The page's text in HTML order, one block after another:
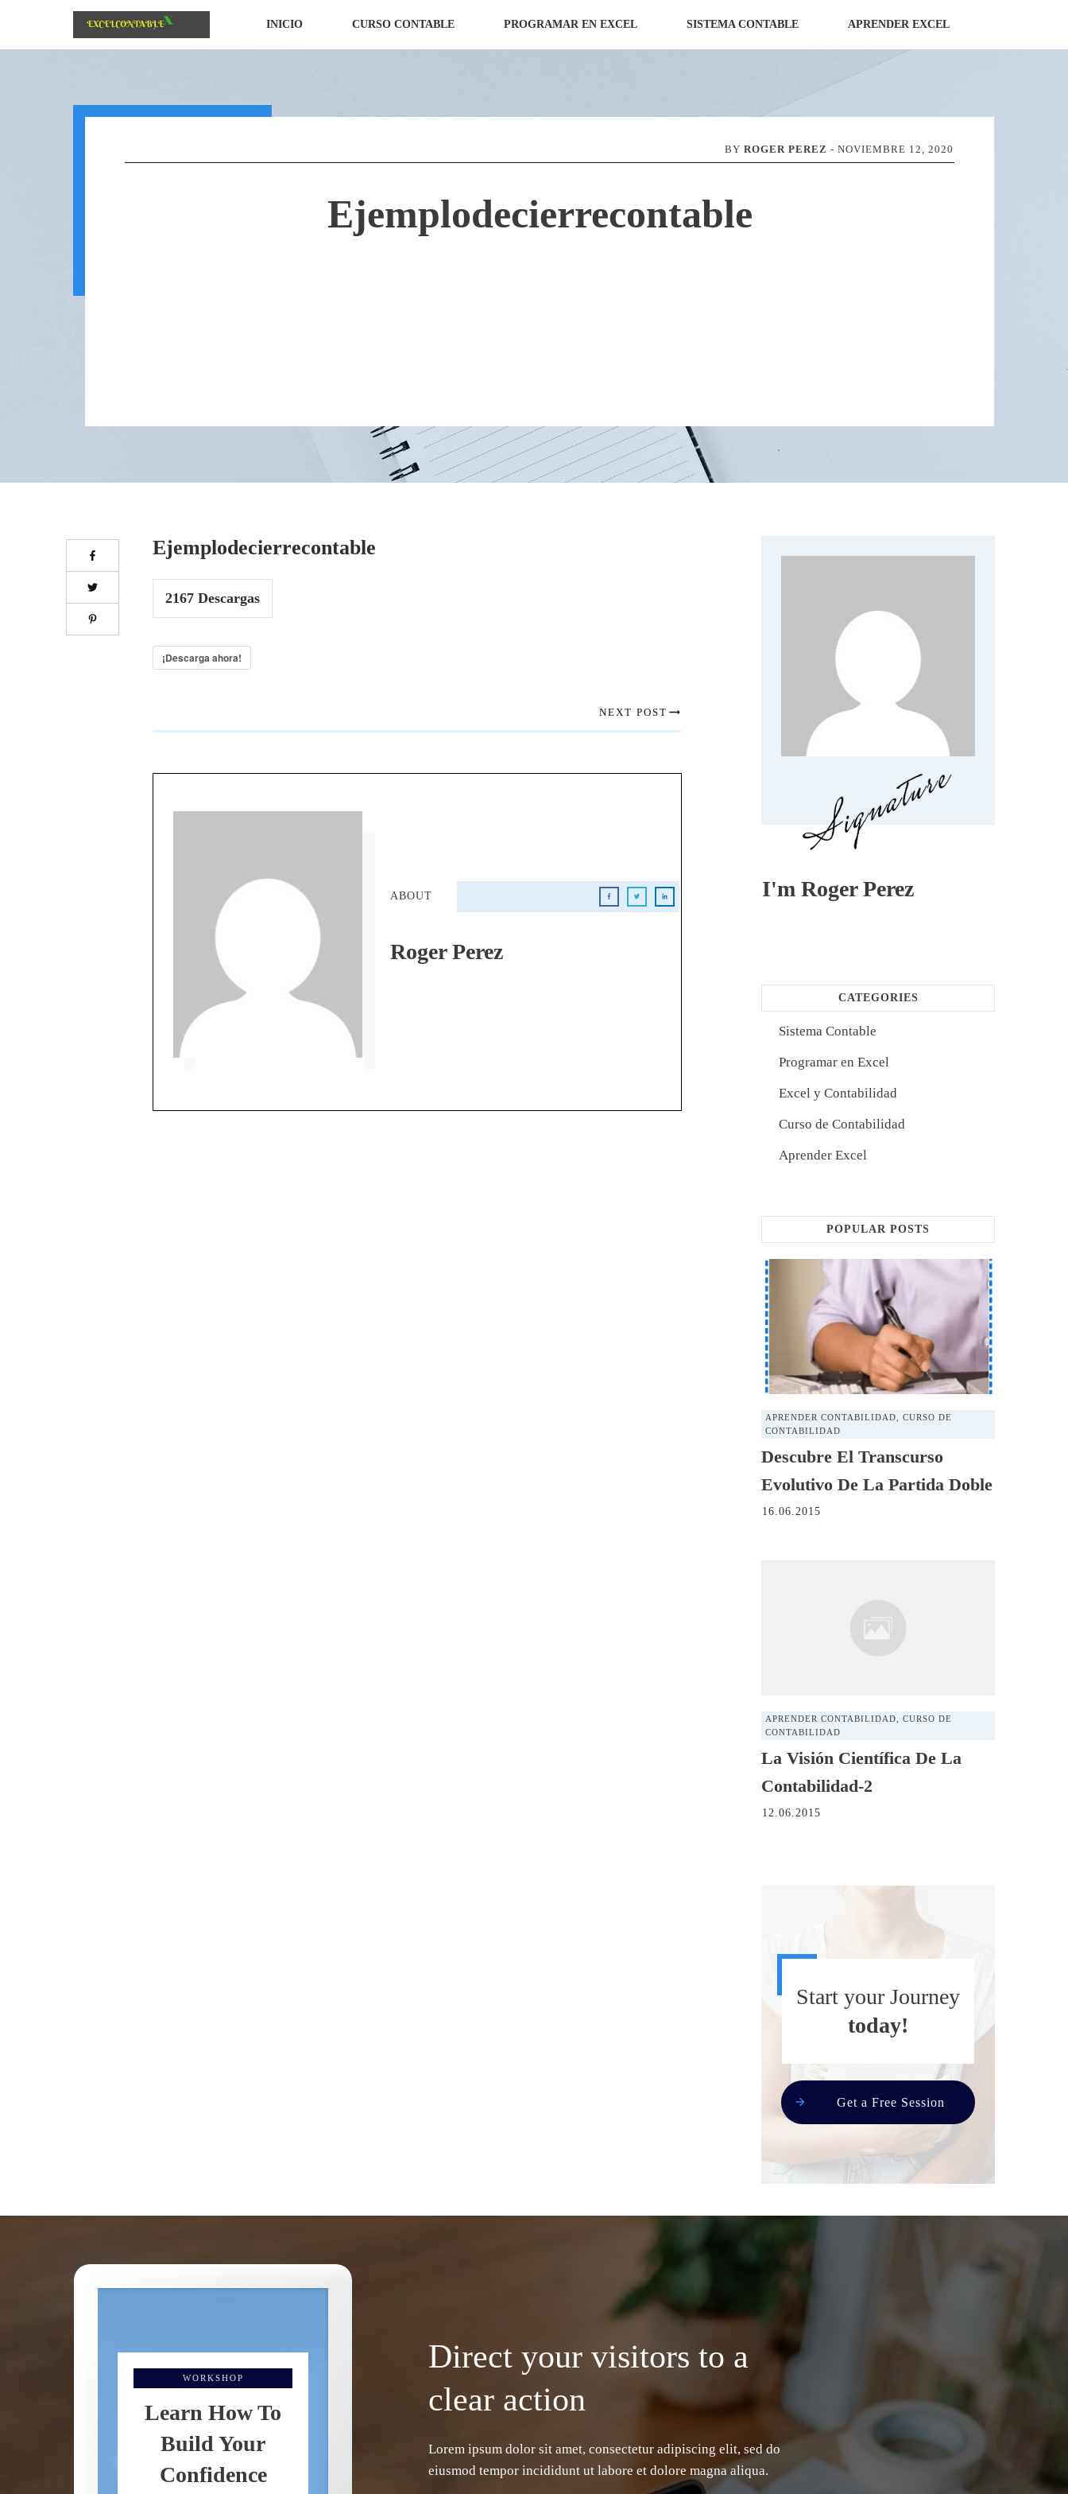
INICIO CURSO CONTABLE PROGRAMAR EN EXCEL SISTEMA CONTABLE APRENDER EXCEL
BY ROGER PEREZ - NOVIEMBRE 12, 2020
Ejemplodecierrecontable
Ejemplodecierrecontable
2167 Descargas
¡Descarga ahora!
NEXT POST
ABOUT
Roger Perez
I'm Roger Perez
CATEGORIES
Sistema Contable
Programar en Excel
Excel y Contabilidad
Curso de Contabilidad
Aprender Excel
POPULAR POSTS
APRENDER CONTABILIDAD
CURSO DE
CONTABILIDAD
Descubre El Transcurso
Evolutivo De La Partida Doble
16.06.2015
APRENDER CONTABILIDAD
CURSO DE
CONTABILIDAD
La Visión Científica De La
Contabilidad-2
12.06.2015
Start your Journey
today!
Get a Free Session
WORKSHOP
Learn How To
Build Your
Confidence
Direct your visitors to a
clear action
Lorem ipsum dolor sit amet, consectetur adipiscing elit, sed do
eiusmod tempor incididunt ut labore et dolore magna aliqua.